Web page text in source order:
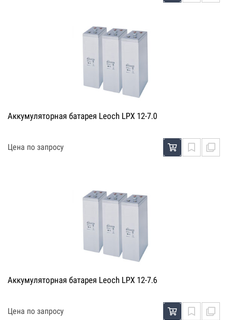
Аккумуляторная батарея Leoch LPX 12-7.0
Цена по запросу
Аккумуляторная батарея Leoch LPX 12-7.6
Цена по запросу